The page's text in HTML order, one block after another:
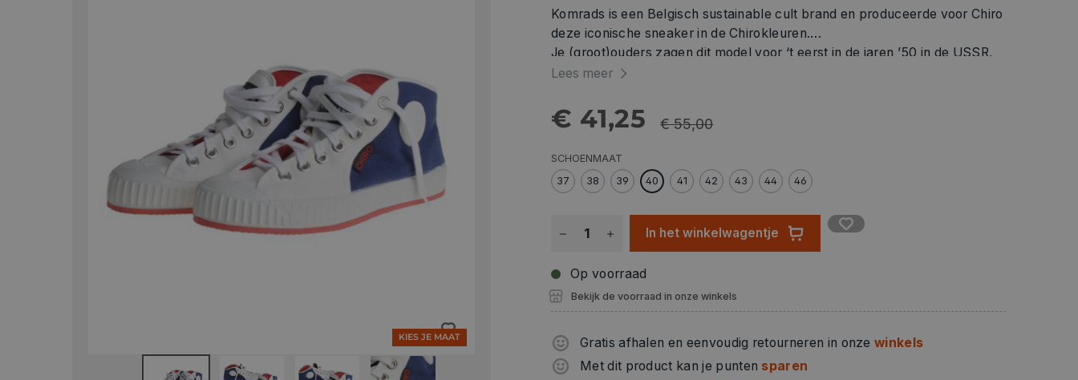
KIES JE MAAT
Komrads is een Belgisch sustainable cult brand en produceerde voor Chiro
deze iconische sneaker in de Chirokleuren.
Je (groot)ouders zagen dit model voor ‘t eerst in de jaren ’50 in de USSR,
als antwoord op de Amerikaanse All Stars. Komrads kocht de leesten op
Lees meer
€ 41,25 € 55,00
SCHOENMAAT
37
38 39 40 41 42 43 44 46
In het winkelwagentje
Op voorraad
Bekijk de voorraad in onze winkels
Gratis afhalen en eenvoudig retourneren in onzewinkels
Met dit product kan je punten sparen